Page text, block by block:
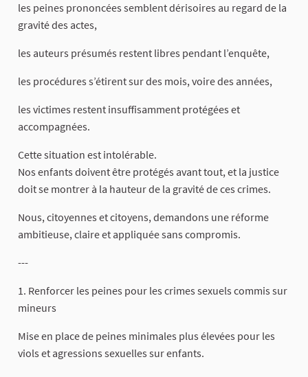
les peines prononcées semblent dérisoires au regard de la
gravité des actes,
les auteurs présumés restent libres pendant l’enquête,
les procédures s’étirent sur des mois, voire des années,
les victimes restent insuffisamment protégées et
accompagnées.
Cette situation est intolérable.
Nos enfants doivent être protégés avant tout, et la justice
doit se montrer à la hauteur de la gravité de ces crimes.
Nous, citoyennes et citoyens, demandons une réforme
ambitieuse, claire et appliquée sans compromis.
---
1. Renforcer les peines pour les crimes sexuels commis sur
mineurs
Mise en place de peines minimales plus élevées pour les
viols et agressions sexuelles sur enfants.